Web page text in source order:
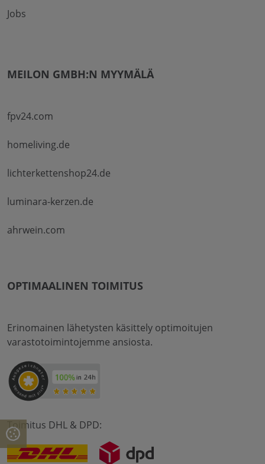
Jobs
MEILON GMBH:N MYYMÄLÄ
fpv24.com
homeliving.de
lichterkettenshop24.de
luminara-kerzen.de
ahrwein.com
OPTIMAALINEN TOIMITUS
Erinomainen lähetysten käsittely optimoitujen
varastotoimintojemme ansiosta.
Toimitus DHL & DPD: